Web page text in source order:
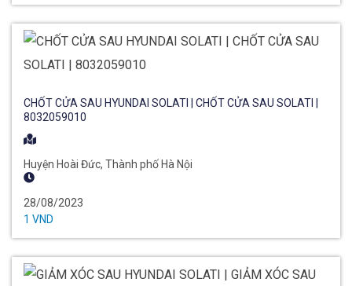
CHỐT CỬA SAU HYUNDAI SOLATI | CHỐT CỬA SAU SOLATI |
8032059010
Huyện Hoài Đức, Thành phố Hà Nội
28/08/2023
1 VND